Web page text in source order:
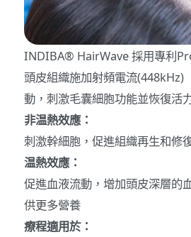
INDIBA® HairWave 採用專利
頭皮組織施加射頻電流(448kHz)
動，刺激毛囊細胞功能並恢復活
非温熱效應：
刺激幹細胞，促進組織再生和修
温熱效應：
促進血液流動，增加頭皮深層的
供更多營養
療程適用於：